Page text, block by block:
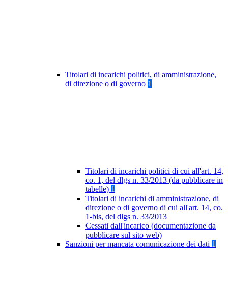
Titolari di incarichi politici, di amministrazione,
di direzione o di governo 1
Titolari di incarichi politici di cui all'art. 14,
co. 1, del dlgs n. 33/2013 (da pubblicare in
tabelle) 1
Titolari di incarichi di amministrazione, di
direzione o di governo di cui all'art. 14, co.
1-bis, del dlgs n. 33/2013
Cessati dall'incarico (documentazione da
pubblicare sul sito web)
Sanzioni per mancata comunicazione dei dati 1